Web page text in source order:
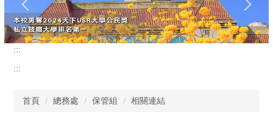
:::
:::
首頁 總務處 保管組 相關連結